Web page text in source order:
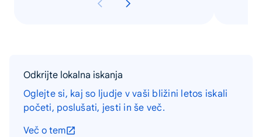
Odkrijte lokalna iskanja
Oglejte si, kaj so ljudje v vaši bližini letos iskali
početi, poslušati, jesti in še več.
Več o tem